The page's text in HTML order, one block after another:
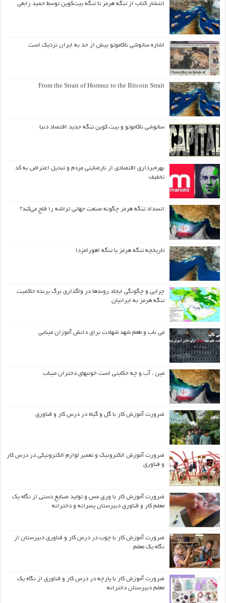
انتشار کتاب از تنگه هرمز تا تنگه بیت‌کوین توسط حمید رابعی
اشاره ساتوشی ناکاموتو بیش از حد به ایران نزدیک است
From the Strait of Hormuz to the Bitcoin Strait
ساتوشی ناکاموتو و بیت کوین تنگه جدید اقتصاد دنیا
بهره‌برداری اقتصادی از نارضایتی مردم و تبدیل اعتراض به کد
تخفیف
انسداد تنگه هرمز چگونه صنعت جهانی تراشه را فلج می‌کند؟
تاریخچه تنگه هرمز یا تنگه اهورامزدا
چرایی و چگونگی ایجاد روندها در واگذاری برگ برنده حاکمیت
تنگه هرمز به ایرانیان
می ناب و طعم شهد شهادت برای دانش آموزان مینابی
مین ، آب و چه حکایتی است خونبهای دختران میناب
ضرورت آموزش کار با گل و گیاه در درس کار و فناوری
ضرورت آموزش الکترونیک و تعمیر لوازم الکترونیکی در درس کار
و فناوری
ضرورت آموزش کار با ورق مس و تولید صنایع دستی از نگاه یک
معلم کار و فناوری دبیرستان پسرانه و دخترانه
ضرورت آموزش کار با چوب در درس کار و فناوری دبیرستان از
نگاه یک معلم
ضرورت آموزش کار با پارچه در درس کار و فناوری از نگاه یک
معلم دبیرستان دخترانه